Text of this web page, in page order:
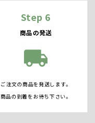
Step 6
商品の発送
local_shipping
ご注文の商品を発送します。
商品の到着をお待ち下さい。